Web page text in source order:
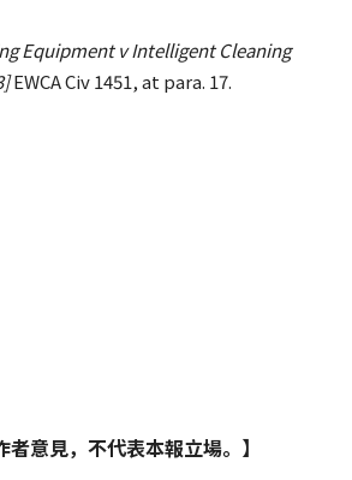
Equipment v Intelligent Cleaning
EWCA Civ 1451, at para. 17.
者意見，不代表本報立場。】